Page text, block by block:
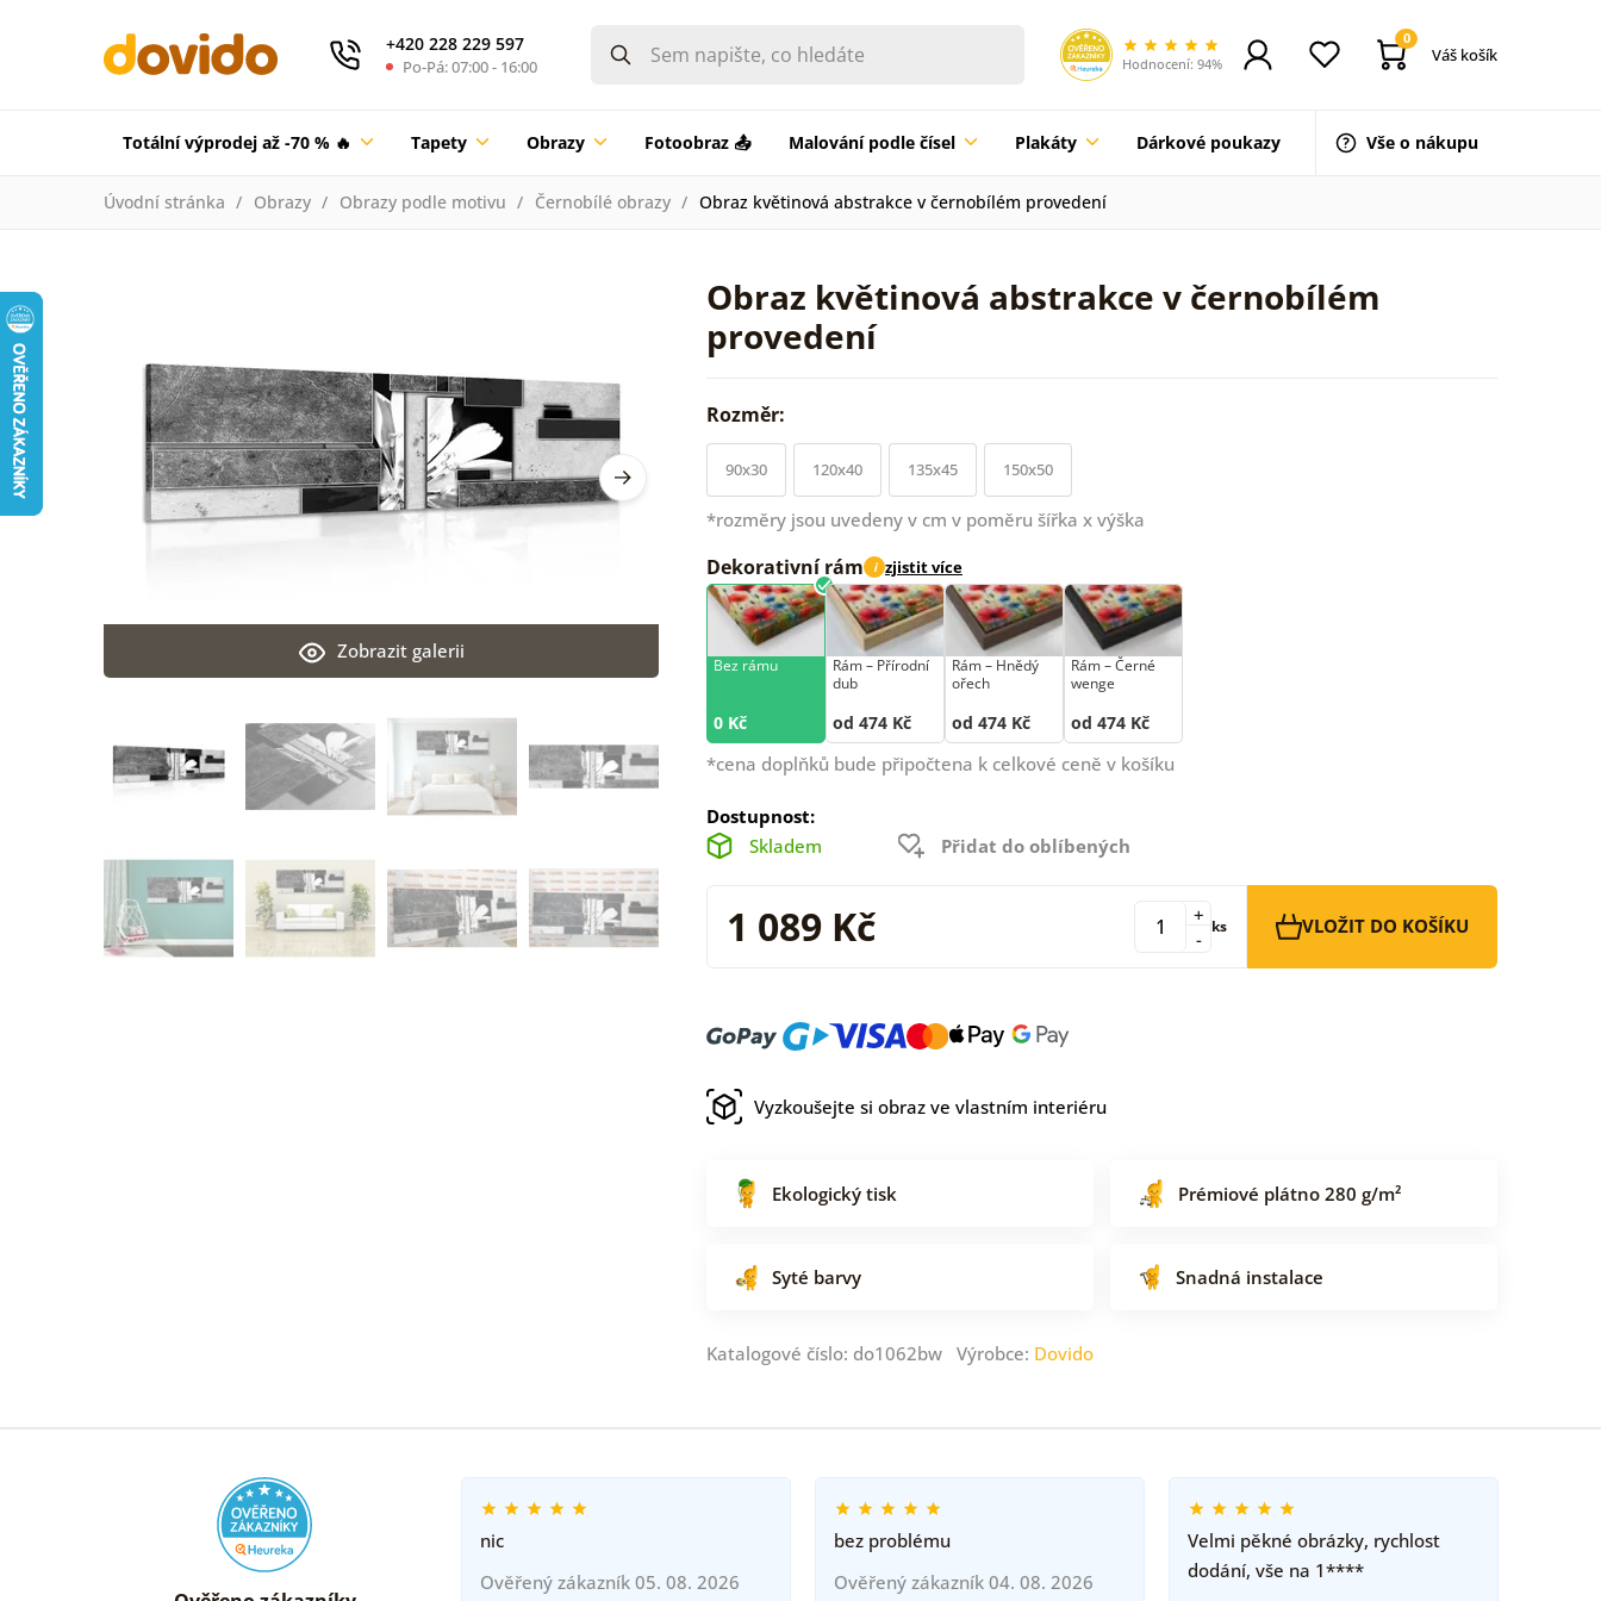
+420 228 229 597
Po-Pá: 07:00 - 16:00 Hodnocení: 94%
0
Váš košík
Totální výprodej až -70 % 🔥 Tapety Obrazy Fotoobraz 📤 Malování podle čísel Plakáty Dárkové poukazy Vše o nákupu
Úvodní stránka Obrazy Obrazy podle motivu Černobílé obrazy Obraz květinová abstrakce v černobílém provedení
Obraz květinová abstrakce v černobílém
provedení
Zobrazit galerii
Rozměr:
90x30 120x40 135x45 150x50
*rozměry jsou uvedeny v cm v poměru šířka x výška
Dekorativní rám i zjistit více
Bez rámu
0 Kč
Rám –⁠⁠⁠⁠⁠⁠ Přírodní
dub
od 474 Kč
Rám –⁠⁠⁠⁠⁠⁠ Hnědý
ořech
od 474 Kč
Rám –⁠⁠⁠⁠⁠⁠ Černé
wenge
od 474 Kč
*cena doplňků bude připočtena k celkové ceně v košíku
Dostupnost:
Skladem
Přidat do oblíbených
1 089 Kč -
+ ks VLOŽIT DO KOŠÍKU
Vyzkoušejte si obraz ve vlastním interiéru
Ekologický tisk Prémiové plátno 280 g/m²
Syté barvy Snadná instalace
Katalogové číslo: do1062bw Výrobce: Dovido
nic
Ověřený zákazník 05. 08. 2026
bez problému
Ověřený zákazník 04. 08. 2026
Velmi pěkné obrázky, rychlost
dodání, vše na 1****